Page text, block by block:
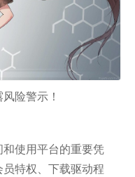
险警示！
使用平台的重要凭
特权、下载驱动程